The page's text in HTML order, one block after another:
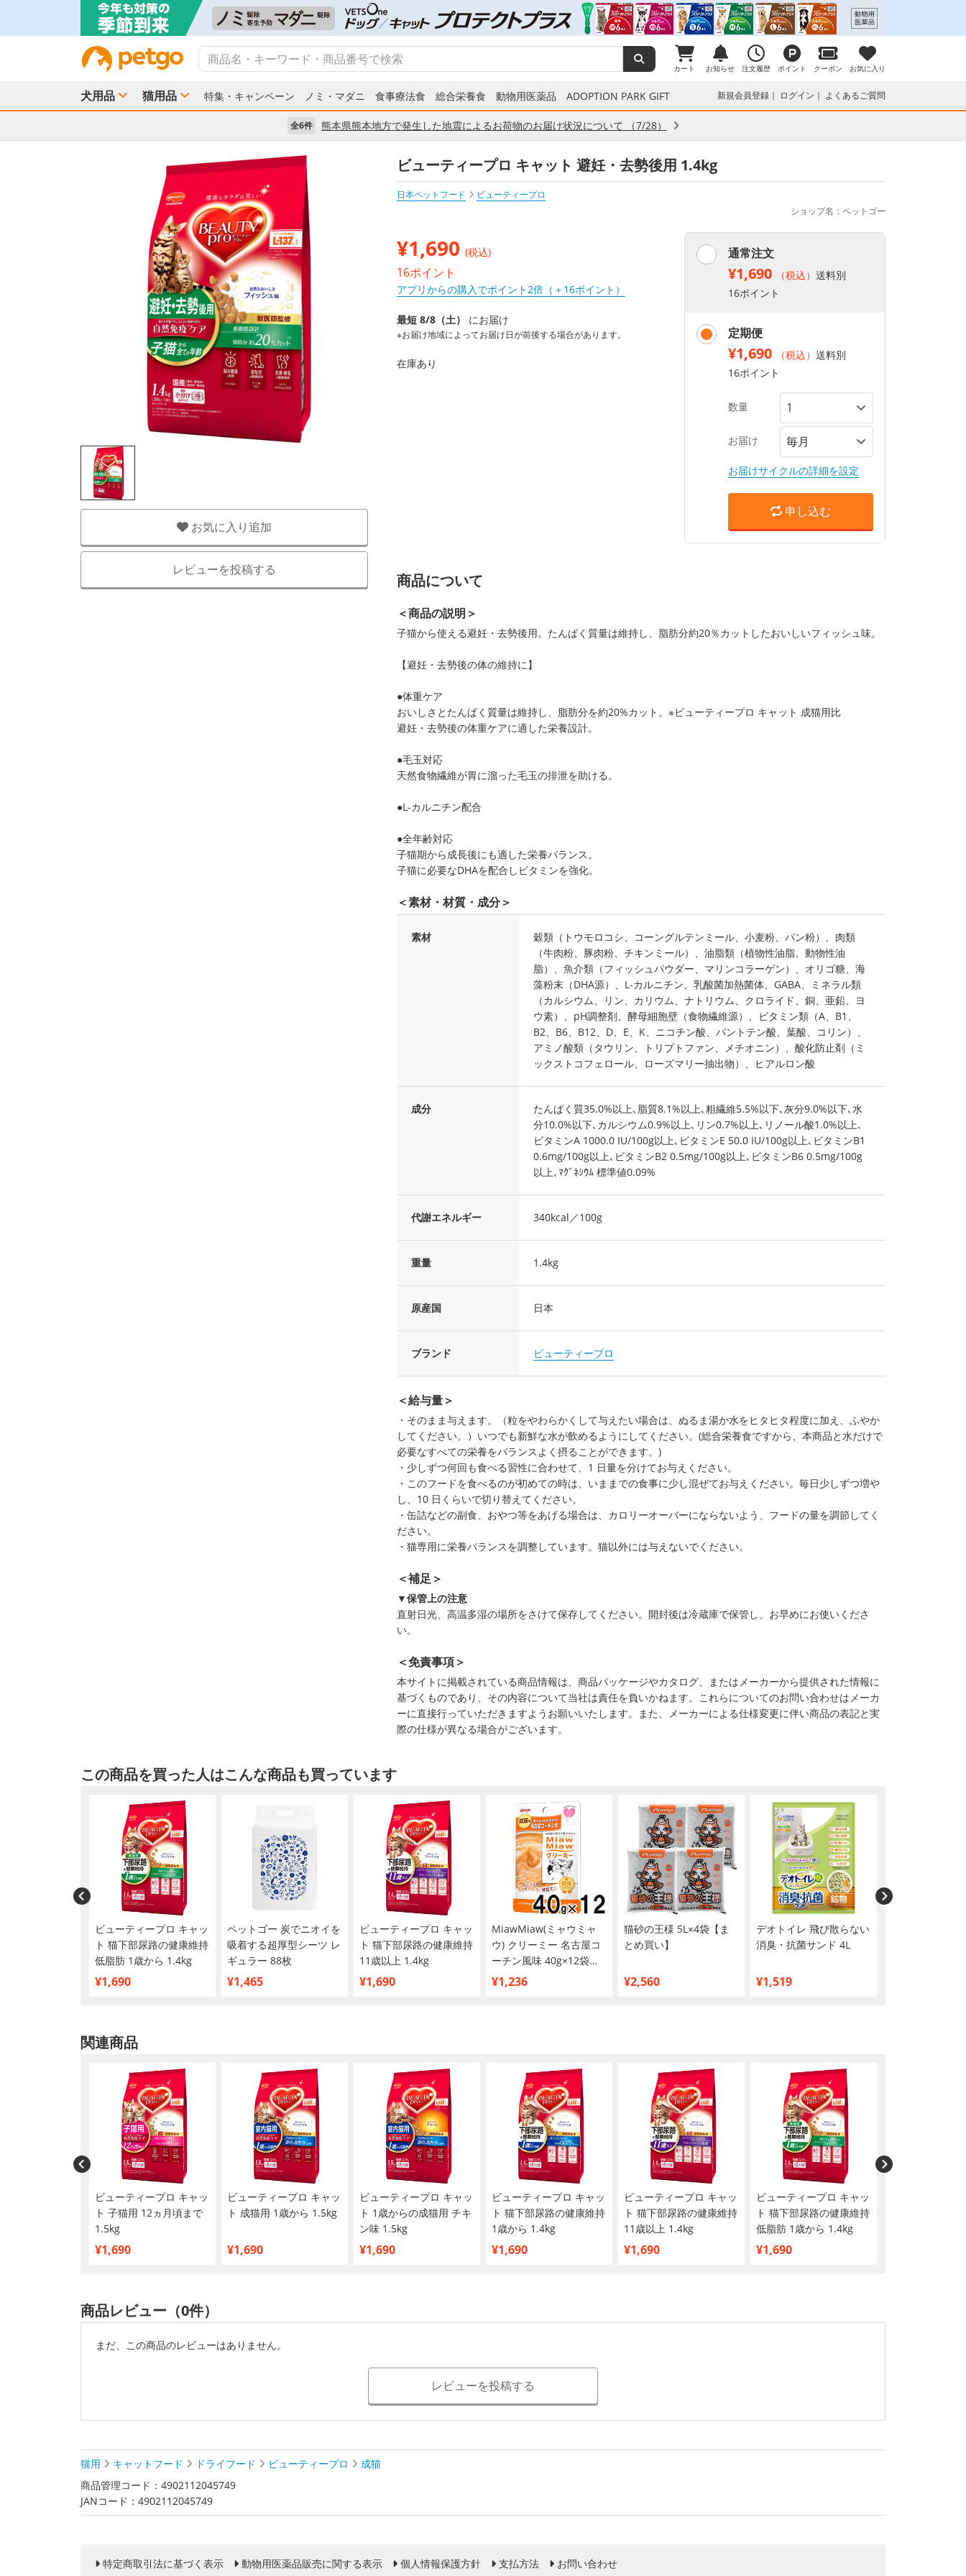
カート お知らせ 注文履歴 ポイント クーポン お気に入り
犬用品 猫用品 特集・キャンペーン ノミ・マダニ 食事療法食 総合栄養食 動物用医薬品 ADOPTION PARK GIFT 新規会員登録 ログイン よくあるご質問
全6件 熊本県熊本地方で発生した地震によるお荷物のお届け状況について （7/28）
お気に入り追加
レビューを投稿する
ビューティープロ キャット 避妊・去勢後用 1.4kg
日本ペットフード
ビューティープロ
ショップ名：ペットゴー
¥1,690 (税込)
16ポイント
アプリからの購入でポイント2倍（＋16ポイント）
最短 8/8（土） にお届け
※お届け地域によってお届け日が前後する場合があります。
在庫あり
通常注文
¥1,690 （税込） 送料別
16ポイント
定期便
¥1,690 （税込） 送料別
16ポイント
数量
お届け
お届けサイクルの詳細を設定
申し込む
商品について
＜商品の説明＞
子猫から使える避妊・去勢後用。たんぱく質量は維持し、脂肪分約20％カットしたおいしいフィッシュ味。
【避妊・去勢後の体の維持に】
●体重ケア
おいしさとたんぱく質量は維持し、脂肪分を約20%カット。※ビューティープロ キャット 成猫用比
避妊・去勢後の体重ケアに適した栄養設計。
●毛玉対応
天然食物繊維が胃に溜った毛玉の排泄を助ける。
●L-カルニチン配合
●全年齢対応
子猫期から成長後にも適した栄養バランス。
子猫に必要なDHAを配合しビタミンを強化。
＜素材・材質・成分＞
素材
穀類（トウモロコシ、コーングルテンミール、小麦粉、パン粉）、肉類
（牛肉粉、豚肉粉、チキンミール）、油脂類（植物性油脂、動物性油
脂）、魚介類（フィッシュパウダー、マリンコラーゲン）、オリゴ糖、海
藻粉末（DHA源）、L-カルニチン、乳酸菌加熱菌体、GABA、ミネラル類
（カルシウム、リン、カリウム、ナトリウム、クロライド、銅、亜鉛、ヨ
ウ素）、pH調整剤、酵母細胞壁（食物繊維源）、ビタミン類（A、B1、
B2、B6、B12、D、E、K、ニコチン酸、パントテン酸、葉酸、コリン）、
アミノ酸類（タウリン、トリプトファン、メチオニン）、酸化防止剤（ミ
ックストコフェロール、ローズマリー抽出物）、ヒアルロン酸
成分
たんぱく質35.0%以上､脂質8.1%以上､粗繊維5.5%以下､灰分9.0%以下､水
分10.0%以下､カルシウム0.9%以上､リン0.7%以上､リノール酸1.0%以上､
ビタミンA 1000.0 IU/100g以上､ビタミンE 50.0 IU/100g以上､ビタミンB1
0.6mg/100g以上､ビタミンB2 0.5mg/100g以上､ビタミンB6 0.5mg/100g
以上､ﾏｸﾞﾈｼｳﾑ 標準値0.09%
代謝エネルギー 340kcal／100g
重量 1.4kg
原産国 日本
ブランド ビューティープロ
＜給与量＞
・そのまま与えます。（粒をやわらかくして与えたい場合は、ぬるま湯か水をヒタヒタ程度に加え、ふやか
してください。）いつでも新鮮な水が飲めるようにしてください。(総合栄養食ですから、本商品と水だけで
必要なすべての栄養をバランスよく摂ることができます。)
・少しずつ何回も食べる習性に合わせて、1 日量を分けてお与えください。
・このフードを食べるのが初めての時は、いままでの食事に少し混ぜてお与えください。毎日少しずつ増や
し、10 日くらいで切り替えてください。
・缶詰などの副食、おやつ等をあげる場合は、カロリーオーバーにならないよう、フードの量を調節してく
ださい。
・猫専用に栄養バランスを調整しています。猫以外には与えないでください。
＜補足＞
▼保管上の注意
直射日光、高温多湿の場所をさけて保存してください。開封後は冷蔵庫で保管し、お早めにお使いくださ
い。
＜免責事項＞
本サイトに掲載されている商品情報は、商品パッケージやカタログ、またはメーカーから提供された情報に
基づくものであり、その内容について当社は責任を負いかねます。これらについてのお問い合わせはメーカ
ーに直接行っていただきますようお願いいたします。また、メーカーによる仕様変更に伴い商品の表記と実
際の仕様が異なる場合がございます。
この商品を買った人はこんな商品も買っています
ビューティープロ キャッ
ト 猫下部尿路の健康維持
低脂肪 1歳から 1.4kg
¥1,690
ペットゴー 炭でニオイを
吸着する超厚型シーツ レ
ギュラー 88枚
¥1,465
ビューティープロ キャッ
ト 猫下部尿路の健康維持
11歳以上 1.4kg
¥1,690
MiawMiaw(ミャウミャ
ウ) クリーミー 名古屋コ
ーチン風味 40g×12袋
【まとめ買い】
¥1,236
猫砂の王様 5L×4袋【ま
とめ買い】
¥2,560
デオトイレ 飛び散らない
消臭・抗菌サンド 4L
¥1,519
関連商品
ビューティープロ キャッ
ト 子猫用 12ヵ月頃まで
1.5kg
¥1,690
ビューティープロ キャッ
ト 成猫用 1歳から 1.5kg
¥1,690
ビューティープロ キャッ
ト 1歳からの成猫用 チキ
ン味 1.5kg
¥1,690
ビューティープロ キャッ
ト 猫下部尿路の健康維持
1歳から 1.4kg
¥1,690
ビューティープロ キャッ
ト 猫下部尿路の健康維持
11歳以上 1.4kg
¥1,690
ビューティープロ キャッ
ト 猫下部尿路の健康維持
低脂肪 1歳から 1.4kg
¥1,690
商品レビュー（0件）
まだ、この商品のレビューはありません。
レビューを投稿する
猫用 キャットフード ドライフード ビューティープロ
成猫
商品管理コード：4902112045749
JANコード：4902112045749
特定商取引法に基づく表示 動物用医薬品販売に関する表示 個人情報保護方針 支払方法 お問い合わせ